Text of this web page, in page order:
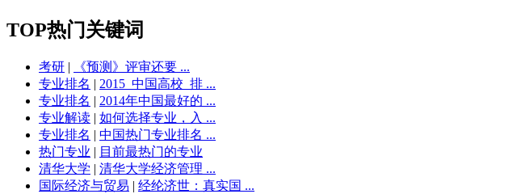
TOP热门关键词
考研 |
《预测》评审还要 ...
专业排名 | 2015_中国高校_排 ...
专业排名 | 2014年中国最好的 ...
专业解读 | 如何选择专业，入 ...
专业排名 | 中国热门专业排名 ...
热门专业 | 目前最热门的专业
清华大学 | 清华大学经济管理 ...
国际经济与贸易 | 经纶济世：真实国 ...